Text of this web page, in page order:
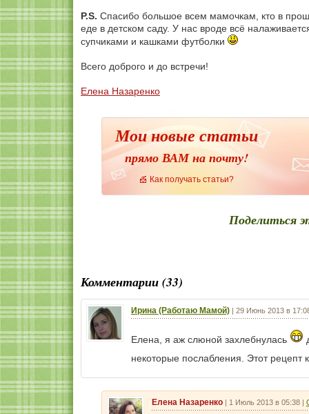
P.S. Спасибо большое всем мамочкам, кто в
еде в детском саду. У нас вроде всё
супчиками и кашками футболки
Всего доброго и до встречи!
Елена Назаренко
Мои новые статьи
прямо ВАМ на почту!
Как получать статьи?
Поделиться
Комментарии (33)
Ирина (Работаю Мамой) | 29 Июнь 2013 в
Елена, я аж слюной захлебнулась
некоторые послабления. Этот рецепт
Елена Назаренко | 1 Июль 2013 в 05:38 |